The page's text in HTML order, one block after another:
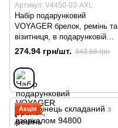
Артикул: V4450-03-AXL
Набір подарунковий
VOYAGER брелок, ремінь та
візитниця, в подарунковій
коробці
274.94 грн/шт. 343.68 грн
Акція